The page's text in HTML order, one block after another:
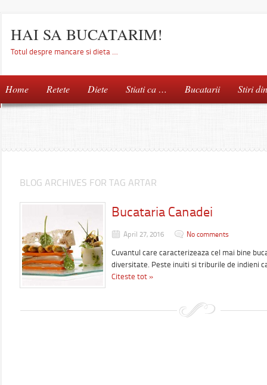
HAI SA BUCATARIM!
Totul despre mancare si dieta …
Home Retete Diete Stiati ca … Bucatarii Stiri
BLOG ARCHIVES FOR TAG ARTAR
Bucataria Canadei
April 27, 2016 No comments
Cuvantul care caracterizeaza cel mai bine
diversitate. Peste inuiti si triburile de indieni
Citeste tot »